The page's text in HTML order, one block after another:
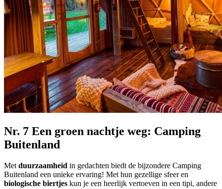
Nr. 7 Een groen nachtje weg: Camping
Buitenland
Met duurzaamheid in gedachten biedt de bijzondere Camping
Buitenland een unieke ervaring! Met hun gezellige sfeer en
biologische biertjes kun je een heerlijk vertoeven in een tipi, andere